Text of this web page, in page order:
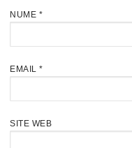
NUME *
EMAIL *
SITE WEB